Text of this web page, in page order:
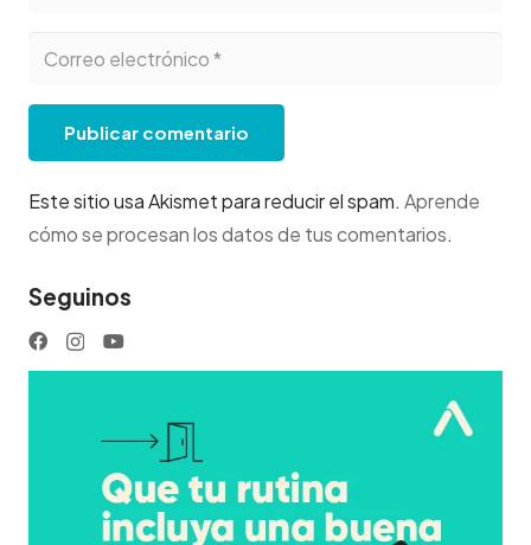
Publicar comentario
Este sitio usa Akismet para reducir el spam. Aprende
cómo se procesan los datos de tus comentarios.
Seguinos